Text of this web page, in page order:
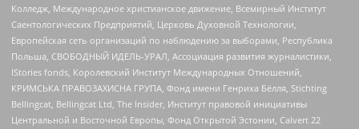
Колледж, Международное христианское движение, Всемирный Институт
Саентологических Предприятий, Церковь Духовной Технологии,
Европейская сеть организаций по наблюдению за выборами, Республика
Польша, СВОБОДНЫЙ ИДЕЛЬ-УРАЛ, Ассоциация развития журналистики,
IStories fonds, Королевский Институт Международных Отношений,
КРИМСЬКА ПРАВОЗАХИСНА ГРУПА, Фонд имени Генриха Бёлля, Stichting
Bellingcat, Bellingcat Ltd, The Insider, Институт правовой инициативы
Центральной и Восточной Европы, Фонд Открытой Эстонии, Calvert 22